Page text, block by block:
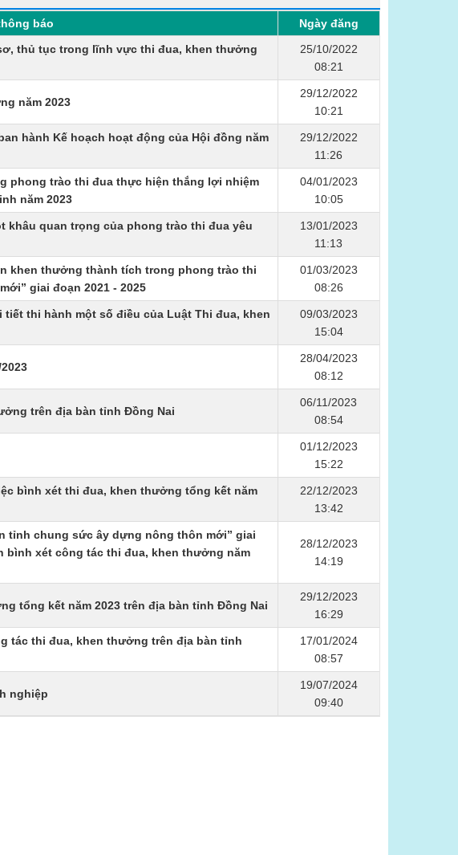
báo Ngày đăng
thủ tục trong lĩnh vực thi đua, khen thưởng
25/10/2022
08:21
năm 2023
29/12/2022
10:21
hành Kế hoạch hoạt động của Hội đồng năm
29/12/2022
11:26
phong trào thi đua thực hiện thắng lợi nhiệm
năm 2023
04/01/2023
10:05
khâu quan trọng của phong trào thi đua yêu
13/01/2023
11:13
khen thưởng thành tích trong phong trào thi
giai đoạn 2021 - 2025
01/03/2023
08:26
thi hành một số điều của Luật Thi đua, khen
09/03/2023
15:04
28/04/2023
08:12
trên địa bàn tỉnh Đồng Nai
06/11/2023
08:54
01/12/2023
15:22
bình xét thi đua, khen thưởng tổng kết năm
22/12/2023
13:42
tỉnh chung sức ây dựng nông thôn mới” giai
bình xét công tác thi đua, khen thưởng năm
28/12/2023
14:19
tổng kết năm 2023 trên địa bàn tỉnh Đồng Nai
29/12/2023
16:29
tác thi đua, khen thưởng trên địa bàn tỉnh
17/01/2024
08:57
nghiệp
19/07/2024
09:40